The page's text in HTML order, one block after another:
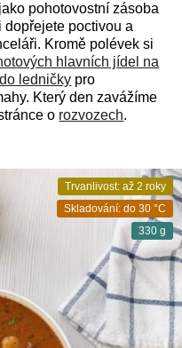
pohotovostní zásoba
poctivou a
Kromě polévek si
hlavních jídel na
ledničky pro
Který den zavážíme
o rozvozech.
Trvanlivost: až 2 roky
Skladování: do 30 °C
330 g